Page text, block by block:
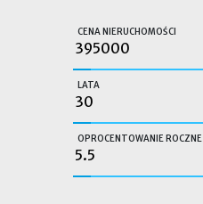
CENA NIERUCHOMOŚCI
LATA
OPROCENTOWANIE ROCZNE